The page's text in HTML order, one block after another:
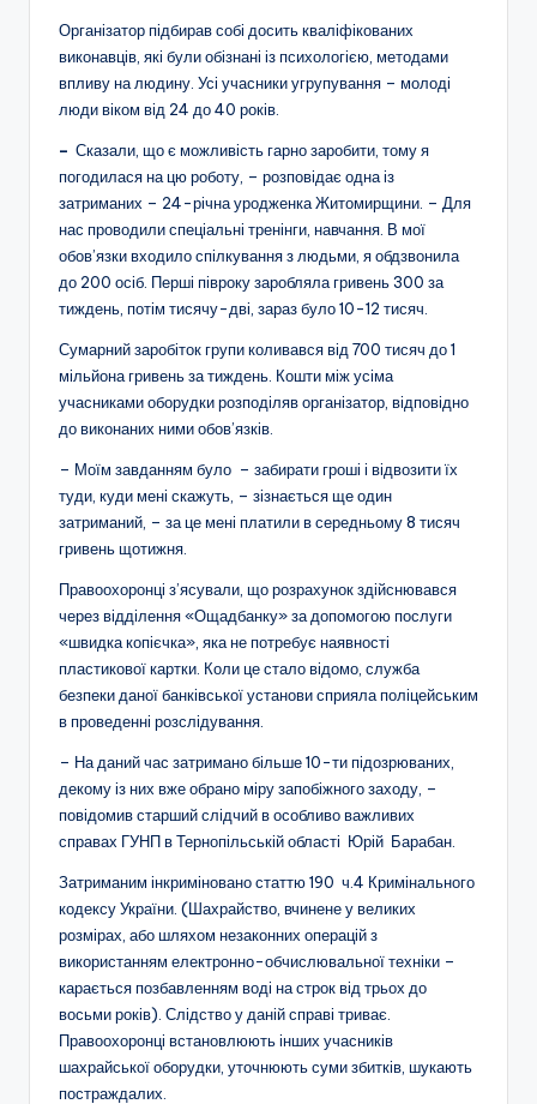
Організатор підбирав собі досить кваліфікованих
виконавців, які були обізнані із психологією, методами
впливу на людину. Усі учасники угрупування – молоді
люди віком від 24 до 40 років.
– Сказали, що є можливість гарно заробити, тому я
погодилася на цю роботу, – розповідає одна із
затриманих – 24-річна уродженка Житомирщини. – Для
нас проводили спеціальні тренінги, навчання. В мої
обов’язки входило спілкування з людьми, я обдзвонила
до 200 осіб. Перші півроку заробляла гривень 300 за
тиждень, потім тисячу-дві, зараз було 10-12 тисяч.
Сумарний заробіток групи коливався від 700 тисяч до 1
мільйона гривень за тиждень. Кошти між усіма
учасниками оборудки розподіляв організатор, відповідно
до виконаних ними обов’язків.
– Моїм завданням було – забирати гроші і відвозити їх
туди, куди мені скажуть, – зізнається ще один
затриманий, – за це мені платили в середньому 8 тисяч
гривень щотижня.
Правоохоронці з’ясували, що розрахунок здійснювався
через відділення «Ощадбанку» за допомогою послуги
«швидка копієчка», яка не потребує наявності
пластикової картки. Коли це стало відомо, служба
безпеки даної банківської установи сприяла поліцейським
в проведенні розслідування.
– На даний час затримано більше 10-ти підозрюваних,
декому із них вже обрано міру запобіжного заходу, –
повідомив старший слідчий в особливо важливих
справах ГУНП в Тернопільській області Юрій Барабан.
Затриманим інкриміновано статтю 190 ч.4 Кримінального
кодексу України. (Шахрайство, вчинене у великих
розмірах, або шляхом незаконних операцій з
використанням електронно-обчислювальної техніки –
карається позбавленням воді на строк від трьох до
восьми років). Слідство у даній справі триває.
Правоохоронці встановлюють інших учасників
шахрайської оборудки, уточнюють суми збитків, шукають
постраждалих.